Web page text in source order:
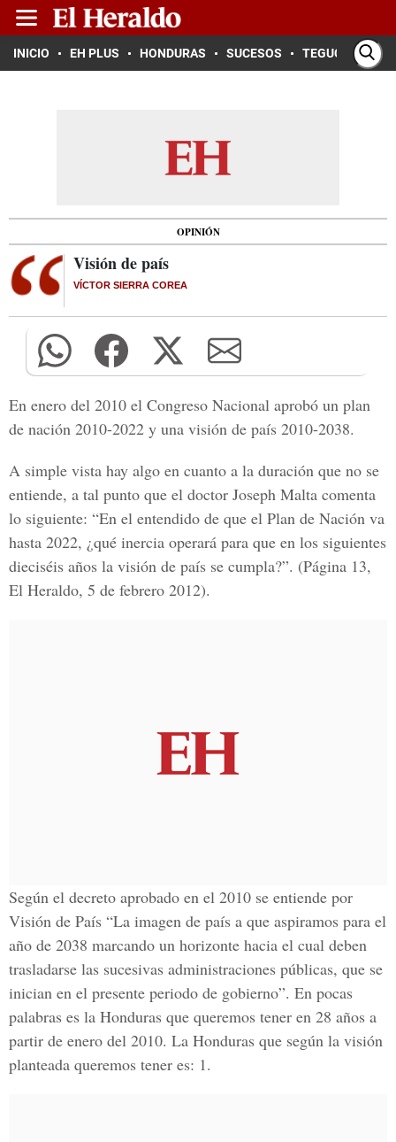
INICIO EH PLUS HONDURAS SUCESOS TEGUCIGALPA
OPINIÓN
Visión de país
VÍCTOR SIERRA COREA
En enero del 2010 el Congreso Nacional aprobó un plan
de nación 2010-2022 y una visión de país 2010-2038.
A simple vista hay algo en cuanto a la duración que no se
entiende, a tal punto que el doctor Joseph Malta comenta
lo siguiente: “En el entendido de que el Plan de Nación va
hasta 2022, ¿qué inercia operará para que en los siguientes
dieciséis años la visión de país se cumpla?”. (Página 13,
El Heraldo, 5 de febrero 2012).
Según el decreto aprobado en el 2010 se entiende por
Visión de País “La imagen de país a que aspiramos para el
año de 2038 marcando un horizonte hacia el cual deben
trasladarse las sucesivas administraciones públicas, que se
inician en el presente periodo de gobierno”. En pocas
palabras es la Honduras que queremos tener en 28 años a
partir de enero del 2010. La Honduras que según la visión
planteada queremos tener es: 1.